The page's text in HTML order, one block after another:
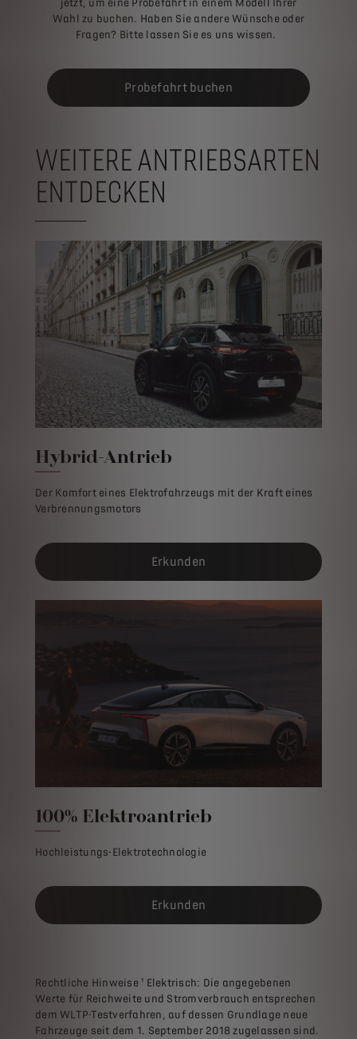
jetzt, um eine Probefahrt in einem Modell Ihrer
Wahl zu buchen. Haben Sie andere Wünsche oder
Fragen? Bitte lassen Sie es uns wissen.
Probefahrt buchen
WEITERE ANTRIEBSARTEN
ENTDECKEN
Hybrid-Antrieb
Der Komfort eines Elektrofahrzeugs mit der Kraft eines
Verbrennungsmotors
Erkunden
100% Elektroantrieb
Hochleistungs-Elektrotechnologie
Erkunden
Rechtliche Hinweise ¹ Elektrisch: Die angegebenen
Werte für Reichweite und Stromverbrauch entsprechen
dem WLTP-Testverfahren, auf dessen Grundlage neue
Fahrzeuge seit dem 1. September 2018 zugelassen sind.